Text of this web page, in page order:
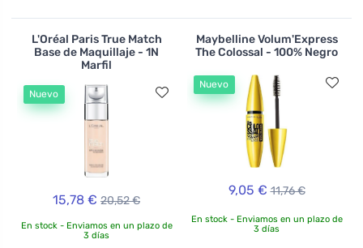
L'Oréal Paris True Match
Base de Maquillaje - 1N
Marfil
Nuevo
15,78 € 20,52 €
En stock - Enviamos en un plazo de
3 días
Maybelline Volum'Express
The Colossal - 100% Negro
Nuevo
9,05 € 11,76 €
En stock - Enviamos en un plazo de
3 días